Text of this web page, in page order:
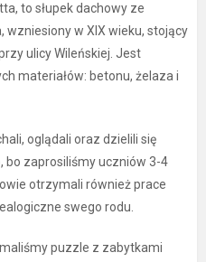
to słupek dachowy ze
wzniesiony w XIX wieku, stojący
ulicy Wileńskiej. Jest
materiałów: betonu, żelaza i
oglądali oraz dzielili się
bo zaprosiliśmy uczniów 3-4
otrzymali również prace
swego rodu.
puzzle z zabytkami